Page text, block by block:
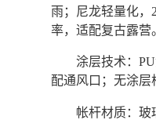
雨；尼龙轻量化，
率，适配复古露营
涂层技术：
配通风口；无涂层
帐杆材质：玻